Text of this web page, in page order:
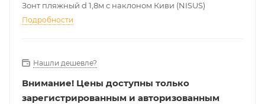
Зонт пляжный d 1,8м с наклоном Киви (NISUS)
Подробности
Нашли дешевле?
Внимание! Цены доступны только
зарегистрированным и авторизованным